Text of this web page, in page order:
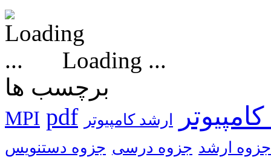
Loading ...
برچسب ها
MPI pdf
ارشد کامپیوتر
جزوه ارشد جزوه درسی جزوه دستنویس